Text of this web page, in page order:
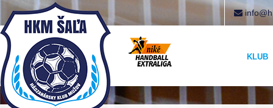
KLUB